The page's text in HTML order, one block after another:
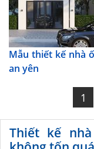
Mẫu thiết kế nhà
an yên
1
Thiết kế